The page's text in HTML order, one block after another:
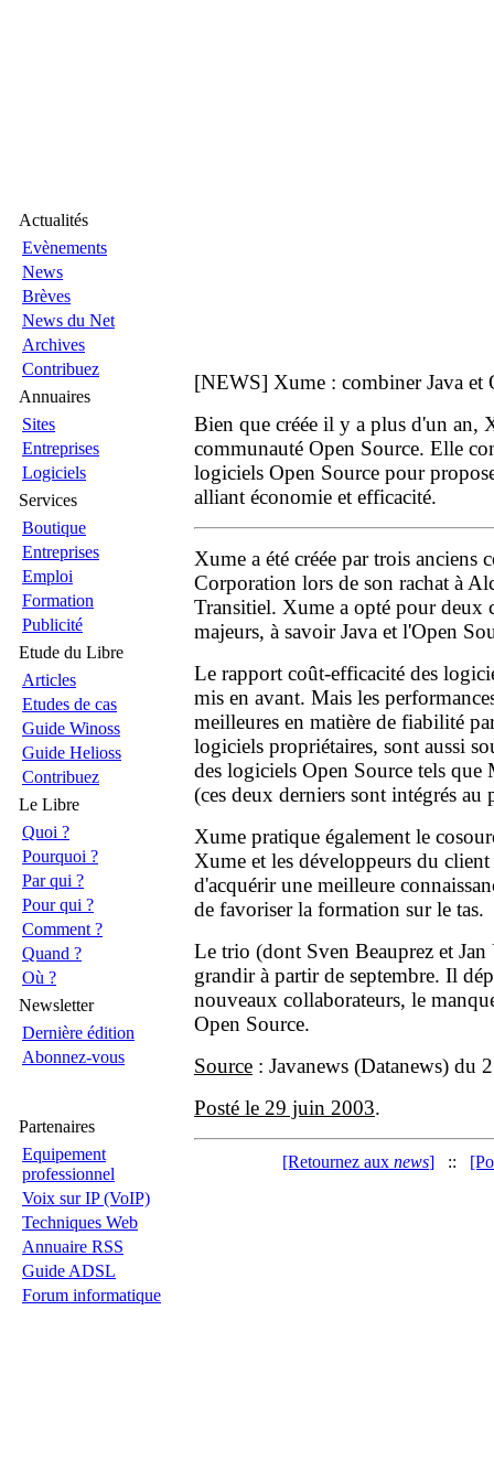
Actualités
Evènements
News
Brèves
News du Net
Archives
Contribuez
Annuaires
Sites
Entreprises
Logiciels
Services
Boutique
Entreprises
Emploi
Formation
Publicité
Etude du Libre
Articles
Etudes de cas
Guide Winoss
Guide Helioss
Contribuez
Le Libre
Quoi ?
Pourquoi ?
Par qui ?
Pour qui ?
Comment ?
Quand ?
Où ?
Newsletter
Dernière édition
Abonnez-vous
Partenaires
Equipement
professionnel
Voix sur IP (VoIP)
Techniques Web
Annuaire RSS
Guide ADSL
Forum informatique
[NEWS] Xume : combiner Java et
Bien que créée il y a plus d'un an,
communauté Open Source. Elle
logiciels Open Source pour
alliant économie et efficacité.
Xume a été créée par trois anciens
Corporation lors de son rachat à
Transitiel. Xume a opté pour deux
majeurs, à savoir Java et l'Open
Le rapport coût-efficacité des
mis en avant. Mais les
meilleures en matière de fiabilité
logiciels propriétaires, sont aussi
des logiciels Open Source tels
(ces deux derniers sont intégrés
Xume pratique également le
Xume et les développeurs du
d'acquérir une meilleure
de favoriser la formation sur le tas.
Le trio (dont Sven Beauprez et
grandir à partir de septembre. Il
nouveaux collaborateurs, le
Open Source.
Source : Javanews (Datanews) du
Posté le 29 juin 2003.
[Retournez aux news] ::